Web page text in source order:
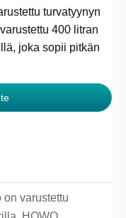
turvatyynyn
400 litran
joka sopii pitkän
varustettu